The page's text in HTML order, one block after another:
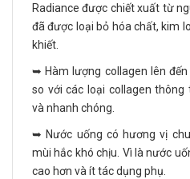
Radiance được chiết xuất từ
đã được loại bỏ hóa chất, kim
khiết.
➥ Hàm lượng collagen lên
so với các loại collagen thông
và nhanh chóng.
➥ Nước uống có hương vị
mùi hắc khó chịu. Vì là nước
cao hơn và ít tác dụng phụ.